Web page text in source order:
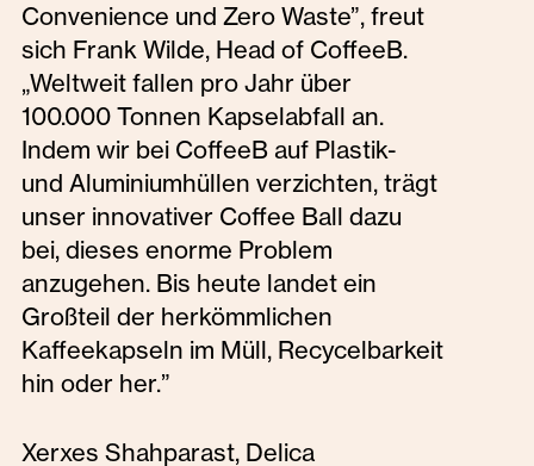
Convenience und Zero Waste”, freut
sich Frank Wilde, Head of CoffeeB.
„Weltweit fallen pro Jahr über
100.000 Tonnen Kapselabfall an.
Indem wir bei CoffeeB auf Plastik-
und Aluminiumhüllen verzichten, trägt
unser innovativer Coffee Ball dazu
bei, dieses enorme Problem
anzugehen. Bis heute landet ein
Großteil der herkömmlichen
Kaffeekapseln im Müll, Recycelbarkeit
hin oder her.”
Xerxes Shahparast, Delica